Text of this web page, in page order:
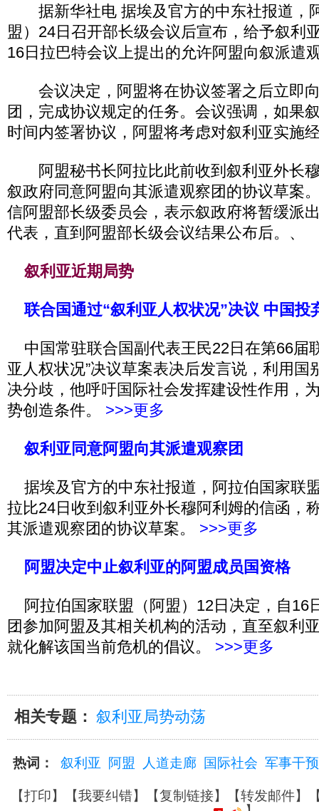
据新华社电 据埃及官方的中东社报道，
盟）24日召开部长级会议后宣布，给予叙利
16日拉巴特会议上提出的允许阿盟向叙派遣
会议决定，阿盟将在协议签署之后立即
团，完成协议规定的任务。会议强调，如果
时间内签署协议，阿盟将考虑对叙利亚实施
阿盟秘书长阿拉比此前收到叙利亚外长
叙政府同意阿盟向其派遣观察团的协议草案
信阿盟部长级委员会，表示叙政府将暂缓派
代表，直到阿盟部长级会议结果公布后。、
叙利亚近期局势
联合国通过“叙利亚人权状况”决议 中国投
中国常驻联合国副代表王民22日在第66届
亚人权状况”决议草案表决后发言说，利用国
决分歧，他呼吁国际社会发挥建设性作用，
势创造条件。 >>>更多
叙利亚同意阿盟向其派遣观察团
据埃及官方的中东社报道，阿拉伯国家联
拉比24日收到叙利亚外长穆阿利姆的信函，
其派遣观察团的协议草案。 >>>更多
阿盟决定中止叙利亚的阿盟成员国资格
阿拉伯国家联盟（阿盟）12日决定，自16
团参加阿盟及其相关机构的活动，直至叙利
就化解该国当前危机的倡议。 >>>更多
相关专题： 叙利亚局势动荡
热词： 叙利亚 阿盟 人道走廊 国际社会 军事干预
【打印】【我要纠错】【复制链接】【转发邮件】